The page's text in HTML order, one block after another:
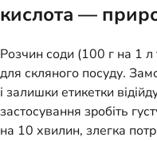
кислота —
Розчин соди (100 г на 1 л
для скляного посуду.
і залишки етикетки
застосування зробіть
на 10 хвилин, злегка